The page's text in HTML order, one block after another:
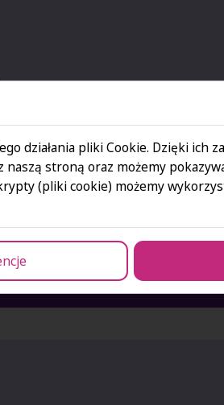
I edycja SAN Summer Camp 2026
działania pliki Cookie. Dzięki ich
naszą stroną oraz możemy
(pliki cookie) możemy